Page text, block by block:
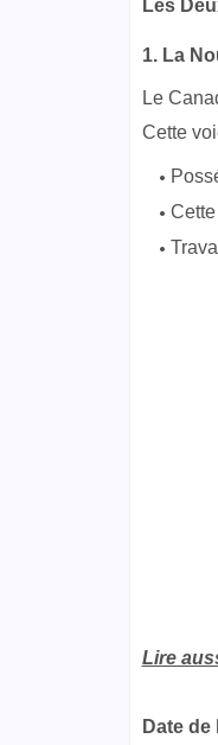
Les
1. La
Le
Cette
Lire
Date de